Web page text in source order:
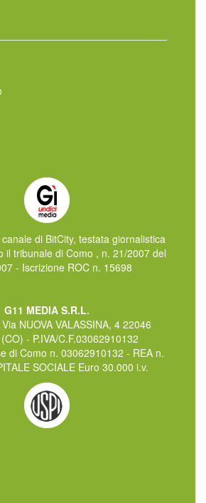
di BitCity, testata giornalistica
il tribunale di Como , n. 21/2007 del
- Iscrizione ROC n. 15698
G11 MEDIA S.R.L.
NUOVA VALASSINA, 4 22046
- P.IVA/C.F.03062910132
di Como n. 03062910132 - REA n.
SOCIALE Euro 30.000 i.v.